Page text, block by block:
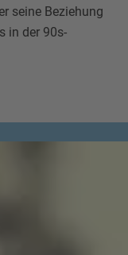
seine Beziehung
in der 90s-